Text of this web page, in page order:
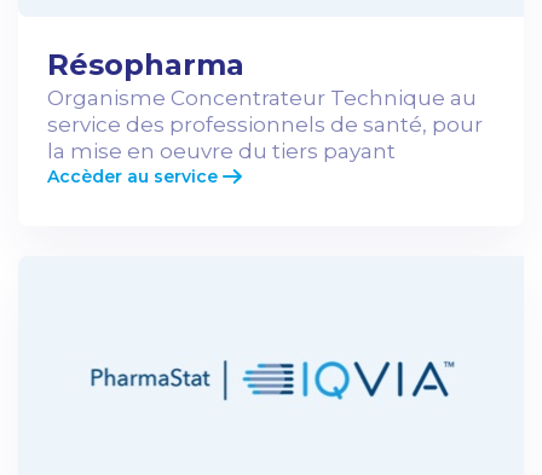
Résopharma
Organisme Concentrateur Technique au
service des professionnels de santé, pour
la mise en oeuvre du tiers payant
Accèder au service